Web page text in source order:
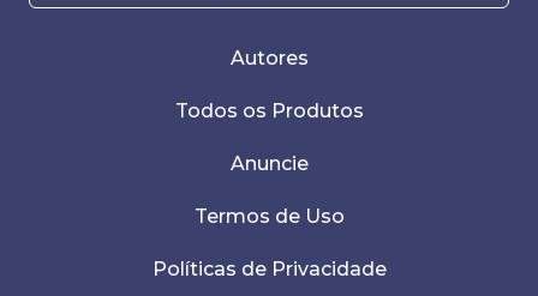
Autores
Todos os Produtos
Anuncie
Termos de Uso
Políticas de Privacidade